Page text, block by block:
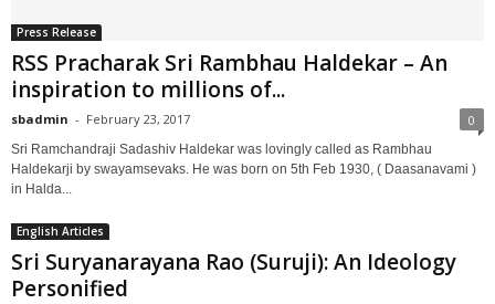
Press Release
RSS Pracharak Sri Rambhau Haldekar – An
inspiration to millions of...
sbadmin - February 23, 2017 0
Sri Ramchandraji Sadashiv Haldekar was lovingly called as Rambhau
Haldekarji by swayamsevaks. He was born on 5th Feb 1930, ( Daasanavami )
in Halda...
English Articles
Sri Suryanarayana Rao (Suruji): An Ideology
Personified